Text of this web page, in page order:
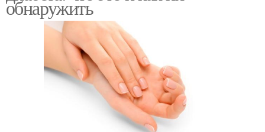
обнаружить